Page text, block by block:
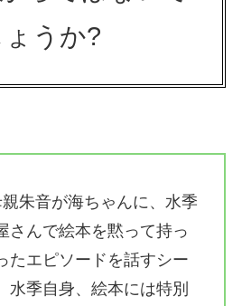
ょうか?
朱音が海ちゃんに、水季
さんで絵本を黙って持っ
たエピソードを話すシー
水季自身、絵本には特別